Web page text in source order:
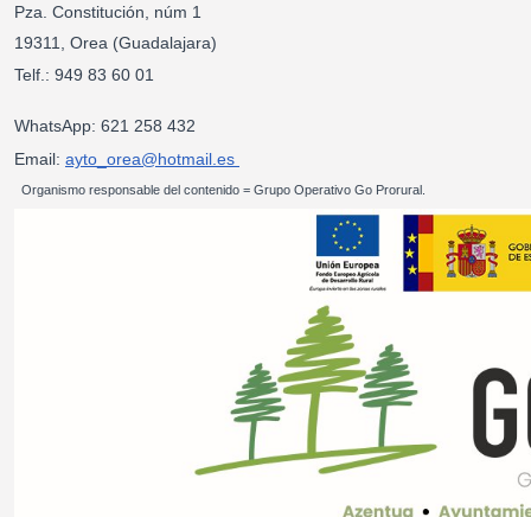
Pza. Constitución, núm 1
19311, Orea (Guadalajara)
Telf.: 949 83 60 01
WhatsApp: 621 258 432
Email: ayto_orea@hotmail.es
Organismo responsable del contenido = Grupo Operativo Go Prorural.